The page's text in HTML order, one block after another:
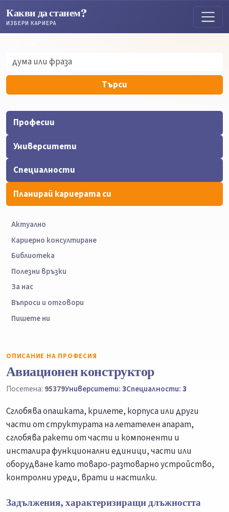
Какви да станем?
ИЗБЕРИ КАРИЕРА
Търси
Професии
Университети
Специалности
Планирай кариерата си
Актуално
Кариерно консултиране
Библиотека
Полезни връзки
За нас
Въпроси и отговори
Пишете ни
ОПИСАНИЕ НА ПРОФЕСИЯ
Авиационен конструктор
Посетена: 95379Университети:3Специалности:3
Сглобява опашката, крилете, корпуса или други
части от структурата на летателен апарат,
сглобява ракети от части и компоненти и
инсталира функционални единици, части или
оборудване като товаро-разтоварно устройство,
контролни уреди, врати и настилки.
Задължения, характеризиращи длъжността